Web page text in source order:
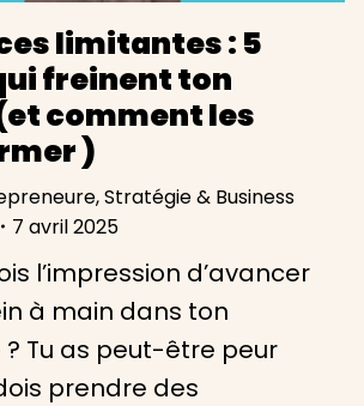
limitantes : 5
freinent ton
comment les
)
,Stratégie & Business
7 avril 2025
l’impression d’avancer
à main dans ton
Tu as peut-être peur
prendre des